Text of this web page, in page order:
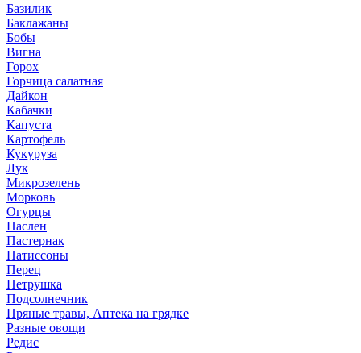
Базилик
Баклажаны
Бобы
Вигна
Горох
Горчица салатная
Дайкон
Кабачки
Капуста
Картофель
Кукуруза
Лук
Микрозелень
Морковь
Огурцы
Паслен
Пастернак
Патиссоны
Перец
Петрушка
Подсолнечник
Пряные травы, Аптека на грядке
Разные овощи
Редис